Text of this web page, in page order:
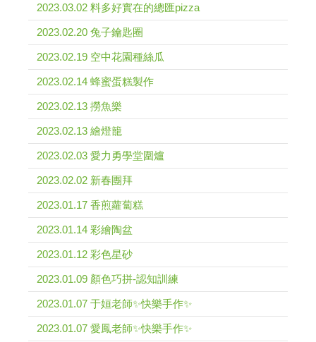
2023.03.02 料多好實在的總匯pizza
2023.02.20 兔子鑰匙圈
2023.02.19 空中花園種絲瓜
2023.02.14 蜂蜜蛋糕製作
2023.02.13 撈魚樂
2023.02.13 繪燈籠
2023.02.03 愛力勇學堂圍爐
2023.02.02 新春團拜
2023.01.17 香煎蘿蔔糕
2023.01.14 彩繪陶盆
2023.01.12 彩色星砂
2023.01.09 顏色巧拼-認知訓練
2023.01.07 于姮老師✨快樂手作✨
2023.01.07 愛鳳老師✨快樂手作✨